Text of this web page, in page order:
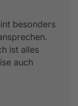
besonders
ist alles
auch